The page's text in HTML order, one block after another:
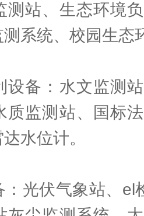
测站、生态环境
测系统、校园生态
备：水文监测站
质监测站、国标
水位计。
伏气象站、el